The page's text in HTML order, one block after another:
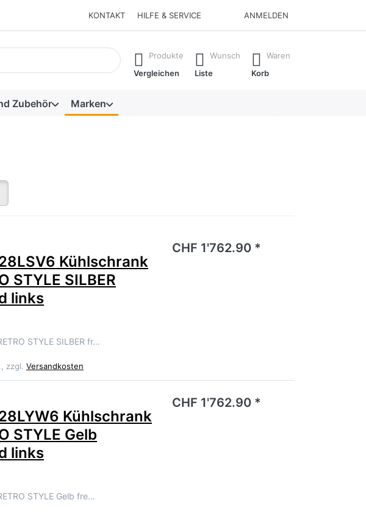
KONTAKT HILFE & SERVICE ANMELDEN
erscheinen automatisch erste Ergebnisse. Drücken Sie die Eingabetaste, um alle
Produkte
Vergleichen
Wunsch
Liste
Waren
Korb
Zubehör Marken
Produkt liegen noch keine Bewertungen vor.
Kühlschrank
STYLE SILBER
links
STYLE SILBER fr…
zzgl. Versandkosten
CHF 1'762.90 *
Produkt liegen noch keine Bewertungen vor.
Kühlschrank
STYLE Gelb
links
STYLE Gelb fre…
CHF 1'762.90 *